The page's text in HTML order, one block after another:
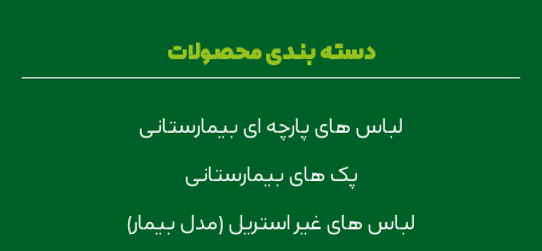
دسته بندی محصولات
لباس های پارچه ای بیمارستانی
پک های بیمارستانی
لباس های غیر استریل (مدل بیمار)